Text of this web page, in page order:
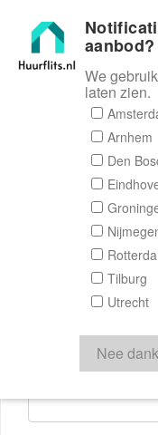
Verstuur
Door een bericht te
aanbieder of
aanbod?
We
laten zien.
Arnhem
Den
Tilburg
Utrecht
Nee